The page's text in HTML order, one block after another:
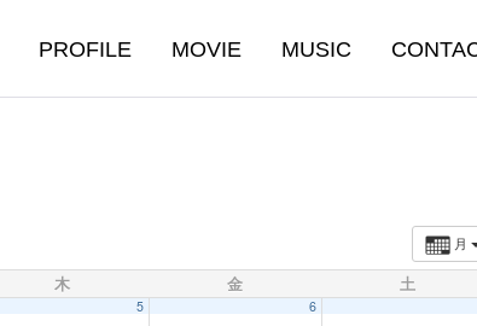
PROFILE MOVIE MUSIC
月
木 金 土
5 6